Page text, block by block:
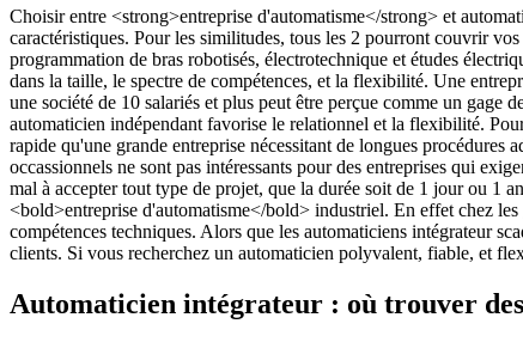
Choisir entre <strong>entreprise d'automatisme</strong> et
caractéristiques. Pour les similitudes, tous les 2 pourront couvrir
programmation de bras robotisés, électrotechnique et études
dans la taille, le spectre de compétences, et la flexibilité. Une
une société de 10 salariés et plus peut être perçue comme un gage
automaticien indépendant favorise le relationnel et la flexibilité.
rapide qu'une grande entreprise nécessitant de longues
occassionnels ne sont pas intéressants pour des entreprises qui
mal à accepter tout type de projet, que la durée soit de 1 jour ou 1
<bold>entreprise d'automatisme</bold> industriel. En effet chez
compétences techniques. Alors que les automaticiens intégrateur
clients. Si vous recherchez un automaticien polyvalent, fiable, et
Automaticien intégrateur : où trouver